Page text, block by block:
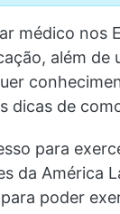
médico nos
além
dicas de
para
da América
poder